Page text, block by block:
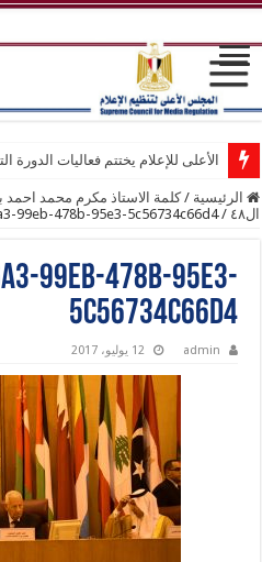
الأعلى للإعلام يختتم فعاليات الدورة
الرئيسية / كلمة الاستاذ مكرم محمد احمد
ال٤٨
/
99eb-478b-95e3-5c56734c66d4
99eb-478b-95e3-
5c56734c66d4
admin 12 يوليو، 2017